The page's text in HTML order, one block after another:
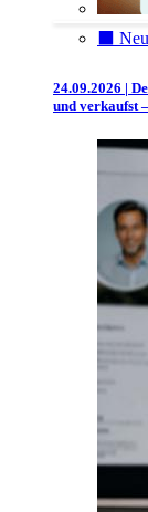
⬛️
24.09.2026 |
und verkaufst